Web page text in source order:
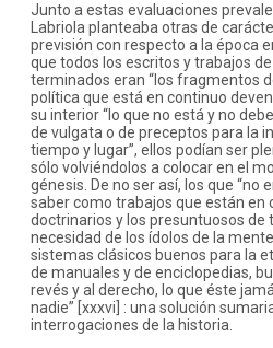
Junto a estas evaluaciones
Labriola planteaba otras de
previsión con respecto a la época
que todos los escritos y trabajos
terminados eran “los fragmentos
política que está en continuo
su interior “lo que no está y no
de vulgata o de preceptos para la
tiempo y lugar”, ellos podían ser
sólo volviéndolos a colocar en el
génesis. De no ser así, los que “no
saber como trabajos que están en
doctrinarios y los presuntuosos de
necesidad de los ídolos de la
sistemas clásicos buenos para la
de manuales y de enciclopedias,
revés y al derecho, lo que éste
nadie” [xxxvi] : una solución
interrogaciones de la historia.